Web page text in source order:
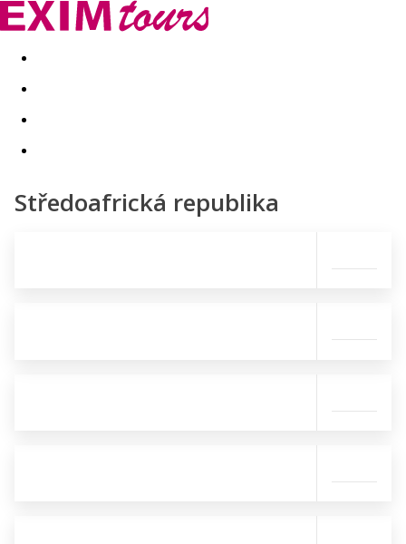
Akční nabídky Last minute
Středoafrická republika